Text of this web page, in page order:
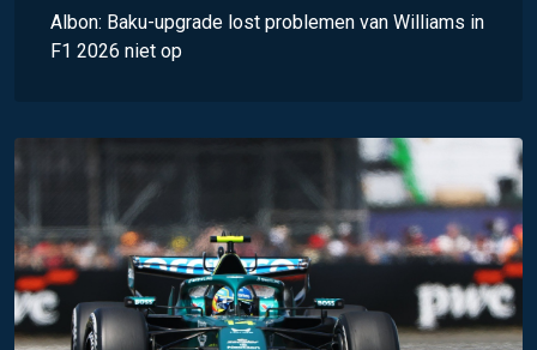
Albon: Baku-upgrade lost problemen van Williams in
F1 2026 niet op